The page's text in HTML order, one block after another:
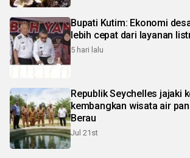
Bupati Kutim: Ekonomi
lebih cepat dari layanan
5 hari lalu
Republik Seychelles jajaki
kembangkan wisata air
Berau
Jul 21st